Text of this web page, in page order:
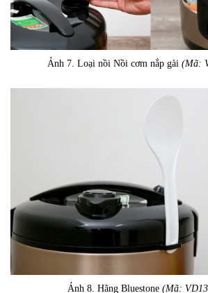
Ảnh 7. Loại nồi Nồi cơm nắp gài (Mã:
Ảnh 8. Hãng Bluestone (Mã: